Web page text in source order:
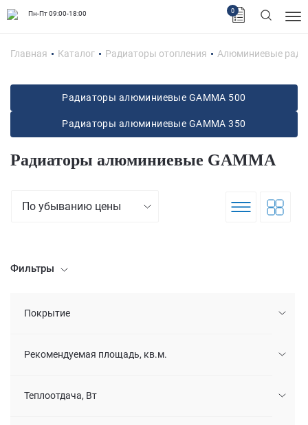
Пн-Пт 09:00-18:00 0
Главная Каталог Радиаторы отопления Алюминиевые
Радиаторы алюминиевые GAMMA 500
Радиаторы алюминиевые GAMMA 350
Радиаторы алюминиевые GAMMA
По убыванию цены
Фильтры
Покрытие
Рекомендуемая площадь, кв.м.
Теплоотдача, Вт